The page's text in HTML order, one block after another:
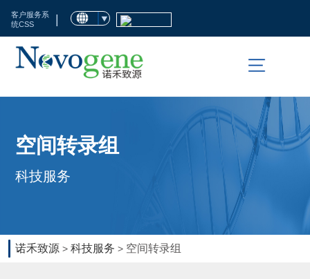
客户服务系
统CSS
|
首
市
场
动
技
服
临
检
生
空间转录组
科技服务
诺禾致源 >科技服务 > 空间转录组